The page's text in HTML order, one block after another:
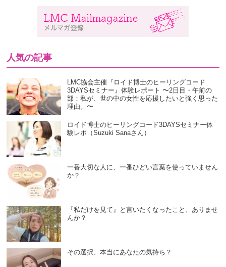
人気の記事
LMC協会主催『ロイド博士のヒーリングコード
3DAYSセミナー』体験レポート 〜2日目・午前の
部：私が、世の中の女性を応援したいと強く思った
理由。〜
ロイド博士のヒーリングコード3DAYSセミナー体
験レポ（Suzuki Sanaさん）
一番大切な人に、一番ひどい言葉を使っていません
か？
『私だけを見て』と言いたくなったこと、ありませ
んか？
その選択、本当にあなたの気持ち？